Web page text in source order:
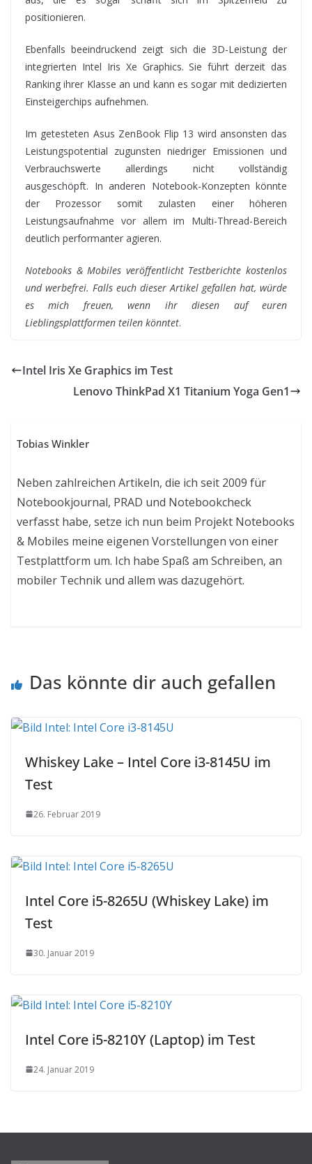
positionieren.
Ebenfalls beeindruckend zeigt sich die 3D-Leistung der
integrierten Intel Iris Xe Graphics. Sie führt derzeit das
Ranking ihrer Klasse an und kann es sogar mit dedizierten
Einsteigerchips aufnehmen.
Im getesteten Asus ZenBook Flip 13 wird ansonsten das
Leistungspotential zugunsten niedriger Emissionen und
Verbrauchswerte allerdings nicht vollständig
ausgeschöpft. In anderen Notebook-Konzepten könnte
der Prozessor somit zulasten einer höheren
Leistungsaufnahme vor allem im Multi-Thread-Bereich
deutlich performanter agieren.
Notebooks & Mobiles veröffentlicht Testberichte kostenlos
und werbefrei. Falls euch dieser Artikel gefallen hat, würde
es mich freuen, wenn ihr diesen auf euren
Lieblingsplattformen teilen könntet.
Intel Iris Xe Graphics im Test
Lenovo ThinkPad X1 Titanium Yoga Gen1
Tobias Winkler
Neben zahlreichen Artikeln, die ich seit 2009 für
Notebookjournal, PRAD und Notebookcheck
verfasst habe, setze ich nun beim Projekt Notebooks
& Mobiles meine eigenen Vorstellungen von einer
Testplattform um. Ich habe Spaß am Schreiben, an
mobiler Technik und allem was dazugehört.
Das könnte dir auch gefallen
Whiskey Lake – Intel Core i3-8145U im
Test
26. Februar 2019
Intel Core i5-8265U (Whiskey Lake) im
Test
30. Januar 2019
Intel Core i5-8210Y (Laptop) im Test
24. Januar 2019